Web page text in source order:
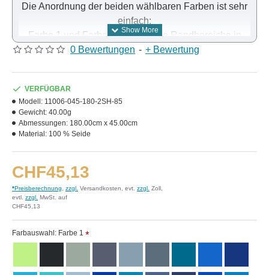
Die Anordnung der beiden wählbaren Farben ist sehr
einfach:
Farbe 1 und Farbe 2 belegen die Randbereiche in
Laufrichtung des Stoffes. Dazwischen bilden die
und sind im Original nicht enthalten)
einem PC bedient werden kann.
0 Bewertungen - + Bewertung
CHF45,13
*Preisberechnung zzgl. Versandkosten, evt. zzgl. Zoll,
evtl. zzgl. MwSt. auf
CHF45,13
VERFÜGBAR
Modell: 11006-045-180-2SH-85
Gewicht: 40.00g
Abmessungen: 180.00cm x 45.00cm
Material: 100 % Seide
Farbauswahl: Farbe 1